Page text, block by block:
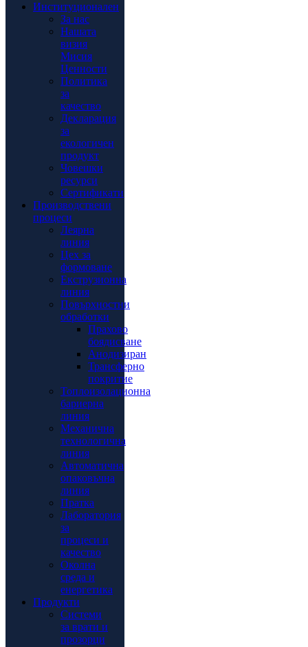
Институционален
За нас
Нашата
визия
Мисия
Ценности
Политика
за
качество
Декларация
за
екологичен
продукт
Човешки
ресурси
Сертификати
Производствени
процеси
Леярна
линия
Цех за
формоване
Екструзионна
линия
Повърхностни
обработки
Прахово
боядисване
Анодизиран
Трансферно
покритие
Топлоизолационна
бариерна
линия
Механична
технологична
линия
Автоматична
опаковъчна
линия
Пратка
Лаборатория
за
процеси и
качество
Околна
среда и
енергетика
Продукти
Системи
за врати и
прозорци